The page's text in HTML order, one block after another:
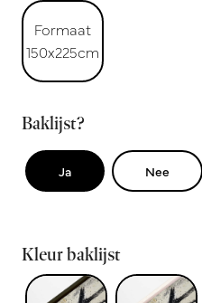
Formaat
150x225cm
Baklijst?
Ja Nee
Kleur baklijst